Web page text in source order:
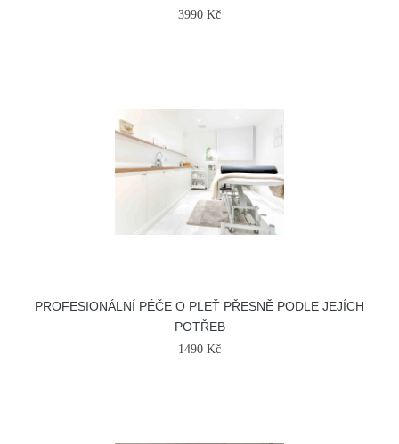
3990 Kč
PROFESIONÁLNÍ PÉČE O PLEŤ PŘESNĚ PODLE JEJÍCH
POTŘEB
1490 Kč